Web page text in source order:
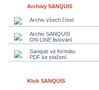
Archivy SANQUIS
Archiv všech čísel
Archiv SANQUIS
ON-LINE listování
Sanquis ve formátu
PDF ke stažení
Klub SANQUIS